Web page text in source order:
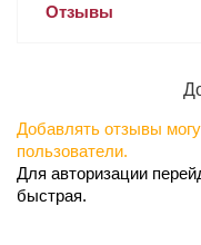
Отзывы
Добавлять отзывы
пользователи.
Для авторизации
быстрая.